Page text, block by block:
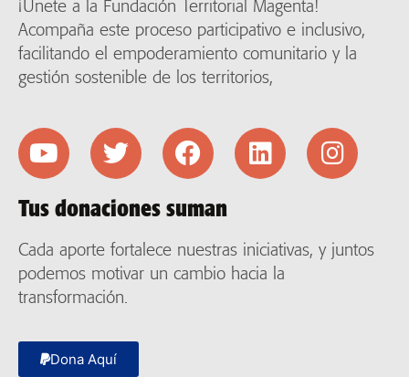
¡Únete a la Fundación Territorial Magenta!
Acompaña este proceso participativo e inclusivo,
facilitando el empoderamiento comunitario y la
gestión sostenible de los territorios,
Tus donaciones suman
Cada aporte fortalece nuestras iniciativas, y juntos
podemos motivar un cambio hacia la
transformación.
Dona Aquí